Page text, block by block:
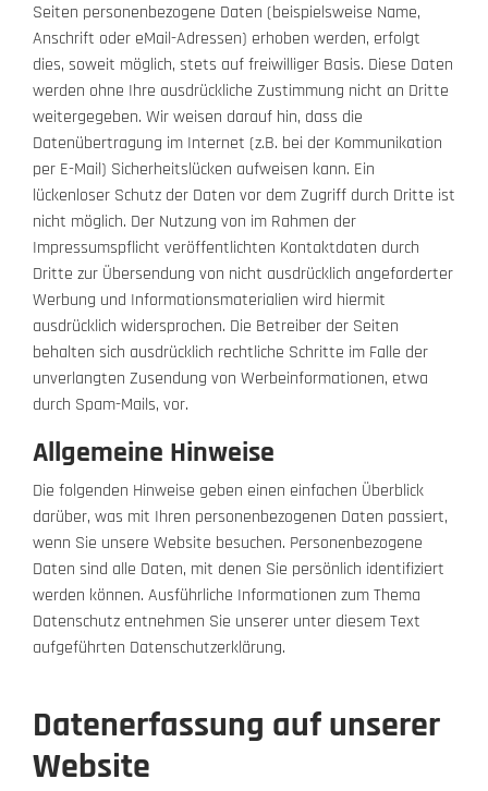
Seiten personenbezogene Daten (beispielsweise Name,
Anschrift oder eMail-Adressen) erhoben werden, erfolgt
dies, soweit möglich, stets auf freiwilliger Basis. Diese Daten
werden ohne Ihre ausdrückliche Zustimmung nicht an Dritte
weitergegeben. Wir weisen darauf hin, dass die
Datenübertragung im Internet (z.B. bei der Kommunikation
per E-Mail) Sicherheitslücken aufweisen kann. Ein
lückenloser Schutz der Daten vor dem Zugriff durch Dritte ist
nicht möglich. Der Nutzung von im Rahmen der
Impressumspflicht veröffentlichten Kontaktdaten durch
Dritte zur Übersendung von nicht ausdrücklich angeforderter
Werbung und Informationsmaterialien wird hiermit
ausdrücklich widersprochen. Die Betreiber der Seiten
behalten sich ausdrücklich rechtliche Schritte im Falle der
unverlangten Zusendung von Werbeinformationen, etwa
durch Spam-Mails, vor.
Allgemeine Hinweise
Die folgenden Hinweise geben einen einfachen Überblick
darüber, was mit Ihren personenbezogenen Daten passiert,
wenn Sie unsere Website besuchen. Personenbezogene
Daten sind alle Daten, mit denen Sie persönlich identifiziert
werden können. Ausführliche Informationen zum Thema
Datenschutz entnehmen Sie unserer unter diesem Text
aufgeführten Datenschutzerklärung.
Datenerfassung auf unserer
Website